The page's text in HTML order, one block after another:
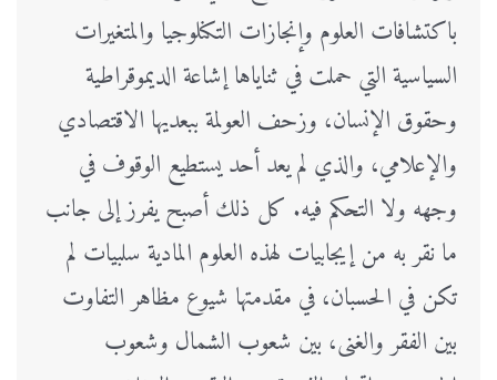
باكتشافات العلوم وإنجازات التكنلوجيا والمتغيرات
السياسية التي حملت في ثناياها إشاعة الديموقراطية
وحقوق الإنسان، وزحف العولمة ببعديها الاقتصادي
والإعلامي، والذي لم يعد أحد يستطيع الوقوف في
وجهه ولا التحكم فيه. كل ذلك أصبح يفرز إلى جانب
ما نقر به من إيجابيات لهذه العلوم المادية سلبيات لم
تكن في الحسبان، في مقدمتها شيوع مظاهر التفاوت
بين الفقر والغنى، بين شعوب الشمال وشعوب